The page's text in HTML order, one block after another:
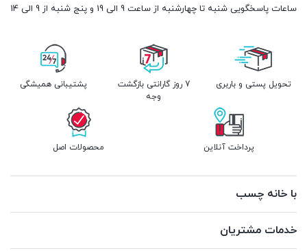
ساعات پاسخگویی شنبه تا چهارشنبه از ساعت 9 الی 19 و پنج شنبه از 9 الی 14
تحویل پستی و باربری
7 روز گارانتی بازگشت
وجه
پشتیبانی همیشگی
پرداخت آنلاین محصولات اصل
با خانه چسب
خدمات مشتریان